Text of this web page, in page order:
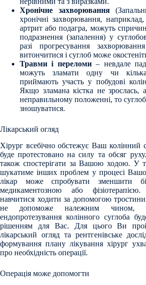
Хронічне захворювання
хронічні захворювання,
артрит або подагра, можуть
подразнення (запалення) у
разі прогресування
витончитися і суглоб може
Травми і переломи– невдале
можуть зламати одну чи
приймають участь у побудові
Якщо зламана кістка не зрослась,
неправильному положенні, то
зношуватися.
Лікарський огляд
Хірург всебічно обстежує Ваш колінний
буде протестовано на силу та обсяг
також спостерігати за Вашою ходою. У
шукатиме інших проблем у процесі
лікар може спробувати зменшити
медикаментозною або
навчитися ходити за допомогою
не допоможе належним чином,
ендопротезування колінного суглоба
рішенням для Вас. Для цього Ви
лікарський огляд та рентгенівське
формування плану лікування хірург
про необхідність операції.
Операція може допомогти